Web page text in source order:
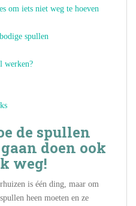
om iets niet weg te hoeven
spullen
werken?
de spullen
doen ook
weg!
is één ding, maar om
heen moeten en ze